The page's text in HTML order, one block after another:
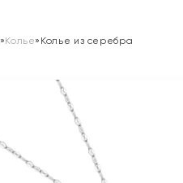
»Колье» Колье из серебра